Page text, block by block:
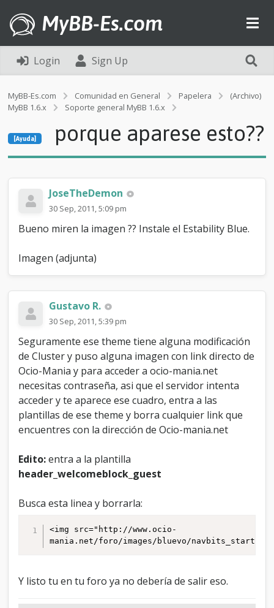
MyBB-Es.com
Login Sign Up
MyBB-Es.com Comunidad en General Papelera
(Archivo)
MyBB 1.6.x
Soporte general MyBB 1.6.x
p
o
r
u
a
r
s
?
[Ayuda] porque aparese esto??
JoseTheDemon
30 Sep, 2011, 5:09 pm
Bueno miren la imagen ?? Instale el Estability Blue.
Imagen (adjunta)
Gustavo R.
30 Sep, 2011, 5:39 pm
Seguramente ese theme tiene alguna modificación
de Cluster y puso alguna imagen con link directo de
Ocio-Mania y para acceder a ocio-mania.net
necesitas contraseña, asi que el servidor intenta
acceder y te aparece ese cuadro, entra a las
plantillas de ese theme y borra cualquier link que
encuentres con la dirección de Ocio-mania.net
Edito:entra a la plantilla
header_welcomeblock_guest
Busca esta linea y borrarla:
<img src="http://www.ocio-
mania.net/foro/images/bluevo/
Y listo tu en tu foro ya no debería de salir eso.